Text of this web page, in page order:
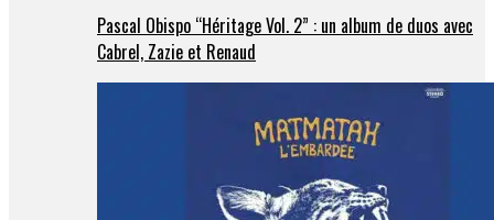
Pascal Obispo “Héritage Vol. 2” : un album de duos avec
Cabrel, Zazie et Renaud